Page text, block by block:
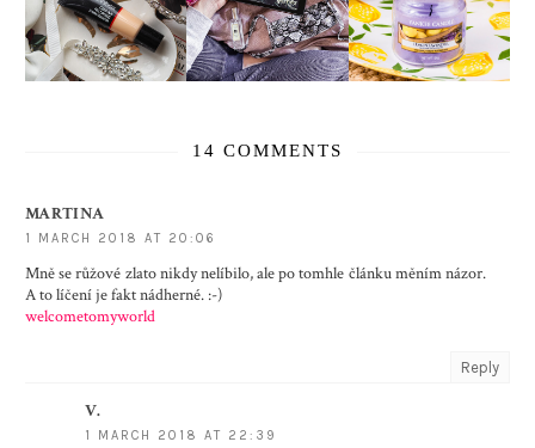
14 COMMENTS
MARTINA
1 MARCH 2018 AT 20:06
Mně se růžové zlato nikdy nelíbilo, ale po tomhle článku měním názor.
A to líčení je fakt nádherné. :-)
welcometomyworld
Reply
V.
1 MARCH 2018 AT 22:39